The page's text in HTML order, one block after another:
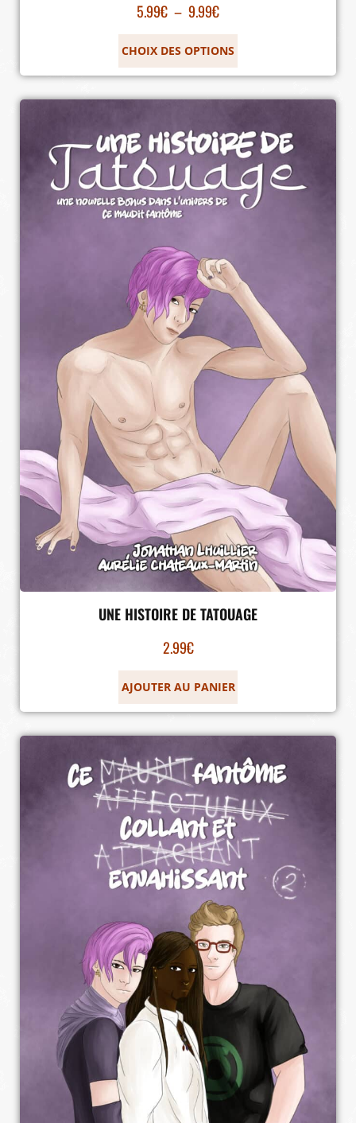
5.99€ – 9.99€
CHOIX DES OPTIONS
UNE HISTOIRE DE TATOUAGE
2.99€
AJOUTER AU PANIER